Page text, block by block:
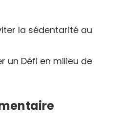
la sédentarité au
un Défi en milieu de